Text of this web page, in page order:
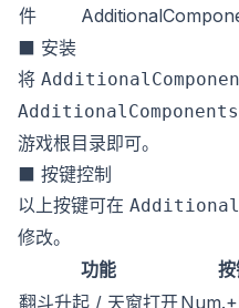
件
⬛ 安装
将
游戏根目录即可。
⬛ 按键控制
以上按键可在
修改。
功能
翻斗升起 / 天窗打开